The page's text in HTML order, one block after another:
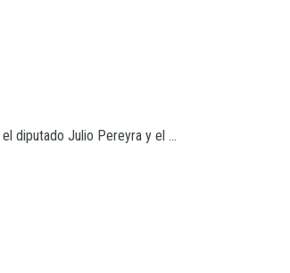
diputado Julio Pereyra y el ...